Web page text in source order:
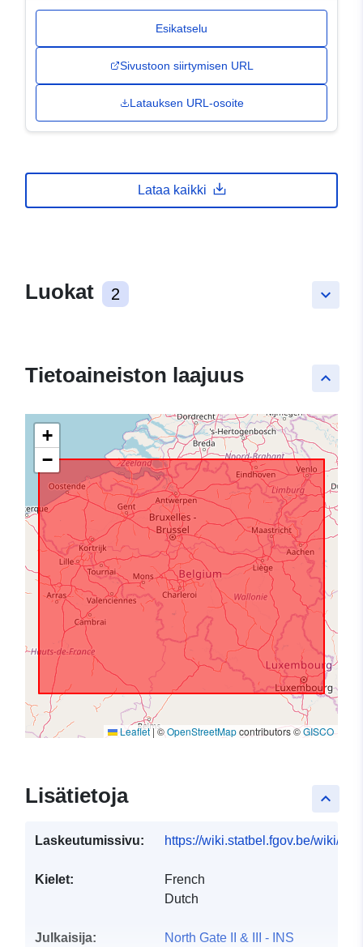
Esikatselu
Sivustoon siirtymisen URL
Latauksen URL-osoite
Lataa kaikki
keyboard_arrow_down
Luokat 2
keyboard_arrow_up
Tietoaineiston laajuus
+
−
Leaflet|©OpenStreetMapcontributors ©GISCO
keyboard_arrow_up
Lisätietoja
Laskeutumissivu: https://wiki.statbel.fgov.be/wiki/
Kielet:
French
Dutch
Julkaisija: North Gate II & III - INS